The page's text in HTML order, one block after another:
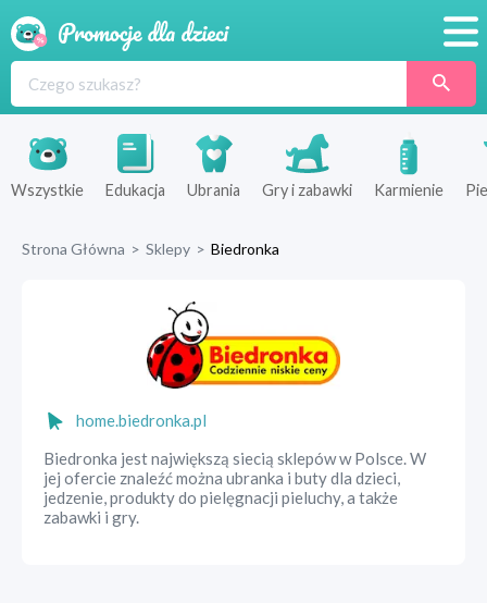
Produkty
Sklepy
Wszystkie Edukacja Ubrania Gry i zabawki Karmienie
Strona Główna > Sklepy > Biedronka
home.biedronka.pl
Biedronka jest największą siecią sklepów w Polsce. W
jej ofercie znaleźć można ubranka i buty dla dzieci,
jedzenie, produkty do pielęgnacji pieluchy, a także
zabawki i gry.